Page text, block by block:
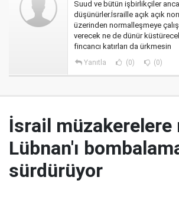
Suud ve bütün işbirlikçiler
düşünürler.İsraille açık açık
üzerinden normalleşmeye
verecek ne de dünür
fincancı katırları da ürkmesin
Yanıtla (0) (0)
İsrail müzakerelere
Lübnan'ı
sürdürüyor